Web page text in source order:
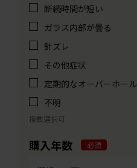
断続時間が短い
ガラス内部が曇る
針ズレ
その他症状
定期的なオーバーホール
不明
複数選択可
購入年数 必須